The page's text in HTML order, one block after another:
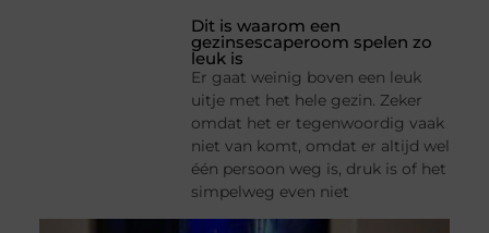
Dit is waarom een
gezinsescaperoom spelen zo
leuk is
Er gaat weinig boven een leuk
uitje met het hele gezin. Zeker
omdat het er tegenwoordig vaak
niet van komt, omdat er altijd wel
één persoon weg is, druk is of het
simpelweg even niet